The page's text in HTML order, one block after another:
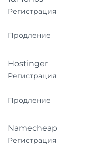
Регистрация
Продление
Hostinger
Регистрация
Продление
Namecheap
Регистрация